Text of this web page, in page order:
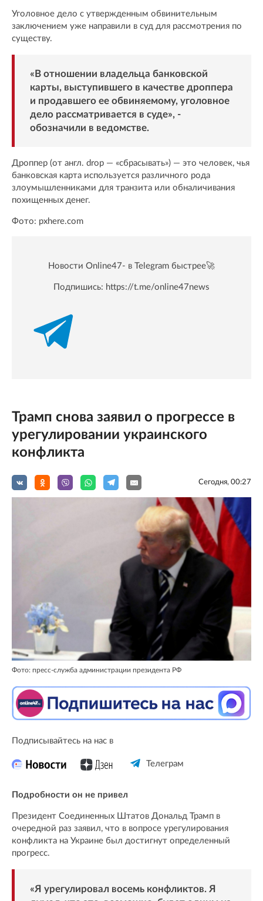
Уголовное дело с утвержденным обвинительным
заключением уже направили в суд для рассмотрения по
существу.
«В отношении владельца банковской
карты, выступившего в качестве дроппера
и продавшего ее обвиняемому, уголовное
дело рассматривается в суде», -
обозначили в ведомстве.
Дроппер (от англ. drop — «сбрасывать») — это человек, чья
банковская карта используется различного рода
злоумышленниками для транзита или обналичивания
похищенных денег.
Фото: pxhere.com
Новости Online47- в Telegram быстрее🚀
Подпишись: https://t.me/online47news
Трамп снова заявил о прогрессе в
урегулировании украинского
конфликта
Сегодня, 00:27
Фото: пресс-служба администрации президента РФ
Подписывайтесь на нас в
Телеграм
Подробности он не привел
Президент Соединенных Штатов Дональд Трамп в
очередной раз заявил, что в вопросе урегулирования
конфликта на Украине был достигнут определенный
прогресс.
«Я урегулировал восемь конфликтов. Я